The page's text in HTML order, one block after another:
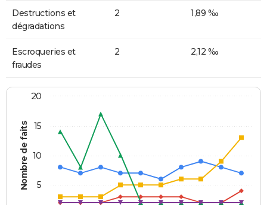
Destructions et
dégradations
2 1,89 ‰
Escroqueries et
fraudes
2 2,12 ‰
Nombre de faits 5
10
15
20